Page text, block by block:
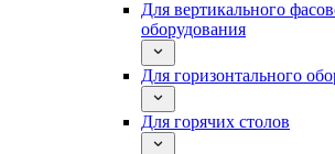
Для вертикального
оборудования
Для горизонтального
Для горячих столов